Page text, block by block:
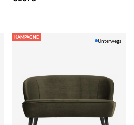
KAMPAGNE
Unterwegs